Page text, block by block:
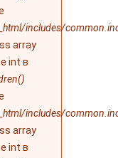
includes/
array
int в
includes/
array
int в